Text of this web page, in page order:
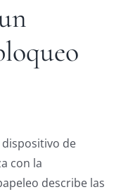
de
con la
describe las